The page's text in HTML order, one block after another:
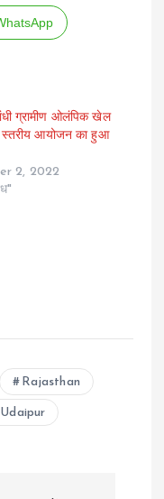
ग्रामीण ओलंपिक खेल
स्तरीय आयोजन का हुआ
2, 2022
Rajasthan
Udaipur